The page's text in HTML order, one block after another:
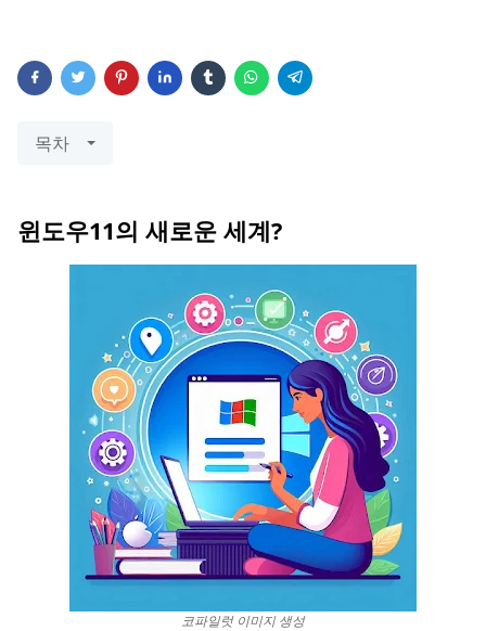
목차
윈도우11의 새로운 세계?
코파일럿 이미지 생성